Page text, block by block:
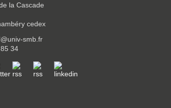
la Cascade
cedex
smb.fr
34